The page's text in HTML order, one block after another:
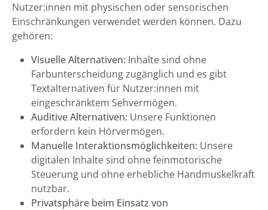
Nutzer:innen mit physischen oder sensorischen
Einschränkungen verwendet werden können. Dazu
gehören:
Visuelle Alternativen: Inhalte sind ohne
Farbunterscheidung zugänglich und es gibt
Textalternativen für Nutzer:innen mit
eingeschränktem Sehvermögen.
Auditive Alternativen: Unsere Funktionen
erfordern kein Hörvermögen.
Manuelle Interaktionsmöglichkeiten: Unsere
digitalen Inhalte sind ohne feinmotorische
Steuerung und ohne erhebliche Handmuskelkraft
nutzbar.
Privatsphäre beim Einsatz von